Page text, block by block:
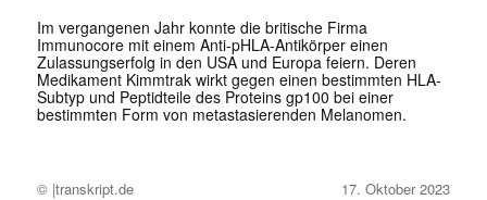
Im vergangenen Jahr konnte die britische Firma
Immunocore mit einem Anti-pHLA-Antikörper einen
Zulassungserfolg in den USA und Europa feiern. Deren
Medikament Kimmtrak wirkt gegen einen bestimmten HLA-
Subtyp und Peptidteile des Proteins gp100 bei einer
bestimmten Form von metastasierenden Melanomen.
© |transkript.de 17. Oktober 2023